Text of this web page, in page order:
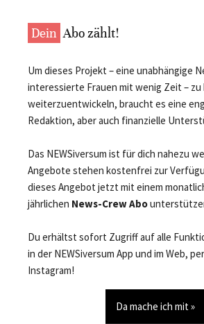
Dein Abo zählt!
Um dieses Projekt – eine unabhängige
interessierte Frauen mit wenig Zeit –
weiterzuentwickeln, braucht es eine
Redaktion, aber auch finanzielle
Das NEWSiversum ist für dich nahezu
Angebote stehen kostenfrei zur
dieses Angebot jetzt mit einem
jährlichen News-Crew Abo
Du erhältst sofort Zugriff auf alle
in der NEWSiversum App und im Web,
Instagram!
Da mache ich mit »